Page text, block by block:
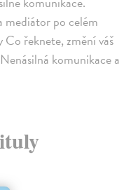
mediátor po celém
Co řeknete, změní váš
komunikace a